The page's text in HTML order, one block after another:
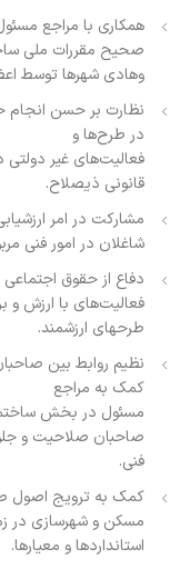
همکاری با مراجع
صحیح مقررات ملی
وهادی شهرها توسط
نظارت بر حسن
در طرح‌ها و
فعالیت‌های غیر
قانونی ذیصلاح.
مشارکت در امر
شاغلان در امور فنی
دفاع از حقوق
فعالیت‌های با ارزش
طرحهای ارزشمند.
نظیم روابط بین
کمک به مراجع
مسئول در بخش
صاحبان صلاحیت و
فنی.
کمک به ترویج اصول
مسکن و شهرسازی در
استانداردها و معیارها.